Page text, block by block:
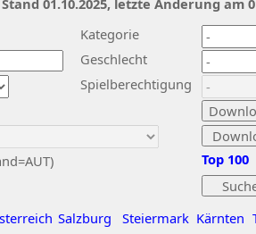
Kategorie
Geschlecht
Spielberechtigung
Salzburg Steiermark Kärnten
Top 100
01.10.2025, letzte Änderung am